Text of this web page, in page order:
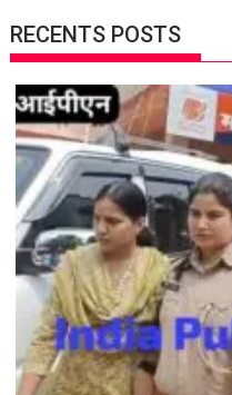
RECENTS POSTS